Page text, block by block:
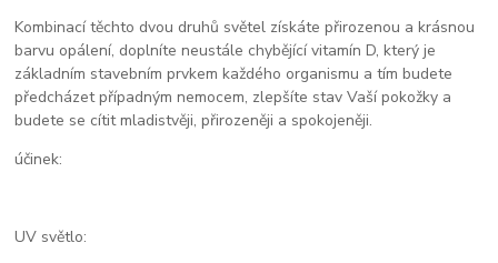
Kombinací těchto dvou druhů světel získáte přirozenou a krásnou
barvu opálení, doplníte neustále chybějící vitamín D, který je
základním stavebním prvkem každého organismu a tím budete
předcházet případným nemocem, zlepšíte stav Vaší pokožky a
budete se cítit mladistvěji, přirozeněji a spokojeněji.
účinek:
UV světlo: